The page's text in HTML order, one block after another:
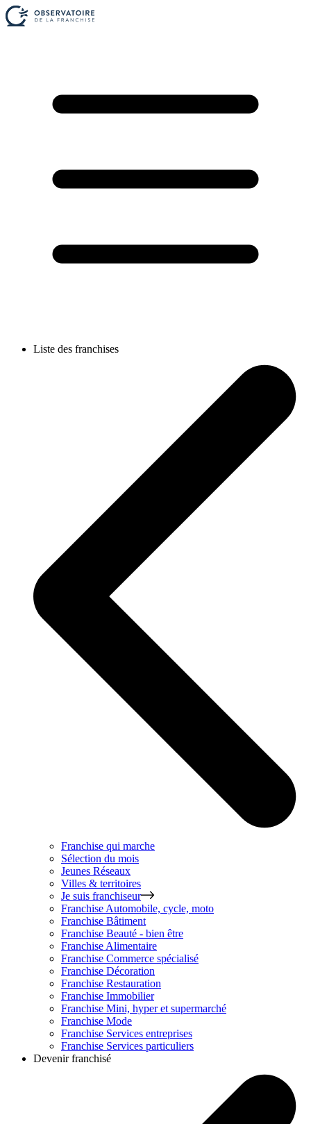
Liste des franchises
Franchise qui marche
Sélection du mois
Jeunes Réseaux
Villes & territoires
Je suis franchiseur
Franchise Automobile, cycle, moto
Franchise Bâtiment
Franchise Beauté - bien être
Franchise Alimentaire
Franchise Commerce spécialisé
Franchise Décoration
Franchise Restauration
Franchise Immobilier
Franchise Mini, hyper et supermarché
Franchise Mode
Franchise Services entreprises
Franchise Services particuliers
Devenir franchisé